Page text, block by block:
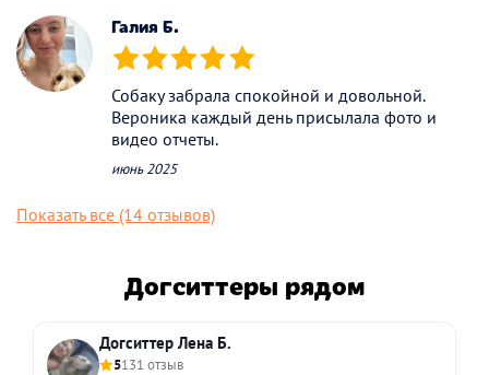
Галия Б.
(*) (*) (*) (*) (*)
Собаку забрала спокойной и довольной.
Вероника каждый день присылала фото и
видео отчеты.
июнь 2025
Показать все (14 отзывов)
Догситтеры рядом
Догситтер Лена Б.
5131 отзыв